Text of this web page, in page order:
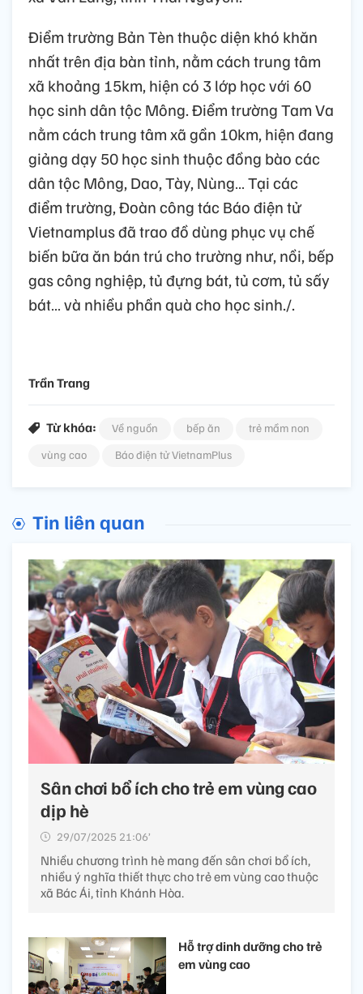
Điểm trường Bản Tèn thuộc diện khó khăn
nhất trên địa bàn tỉnh, nằm cách trung tâm
xã khoảng 15km, hiện có 3 lớp học với 60
học sinh dân tộc Mông. Điểm trường Tam Va
nằm cách trung tâm xã gần 10km, hiện đang
giảng dạy 50 học sinh thuộc đồng bào các
dân tộc Mông, Dao, Tày, Nùng… Tại các
điểm trường, Đoàn công tác Báo điện tử
Vietnamplus đã trao đồ dùng phục vụ chế
biến bữa ăn bán trú cho trường như, nồi, bếp
gas công nghiệp, tủ đựng bát, tủ cơm, tủ sấy
bát… và nhiều phần quà cho học sinh./.
Trần Trang
Từ khóa: Về nguồn bếp ăn
trẻ mầm non
vùng cao
Báo điện tử VietnamPlus
Tin liên quan
Sân chơi bổ ích cho trẻ em vùng cao
dịp hè
29/07/2025 21:06’
Nhiều chương trình hè mang đến sân chơi bổ ích,
nhiều ý nghĩa thiết thực cho trẻ em vùng cao thuộc
xã Bác Ái, tỉnh Khánh Hòa.
Hỗ trợ dinh dưỡng cho trẻ
em vùng cao